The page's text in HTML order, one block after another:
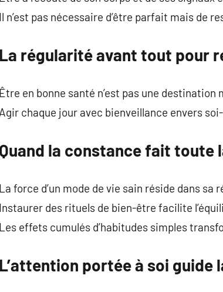
Il n’est pas nécessaire d’être parfait mais de
La régularité avant tout pour
Être en bonne santé n’est pas une destination
Agir chaque jour avec bienveillance envers
Quand la constance fait toute
La force d’un mode de vie sain réside dans sa
Instaurer des rituels de bien-être facilite
Les effets cumulés d’habitudes simples
L’attention portée à soi guide